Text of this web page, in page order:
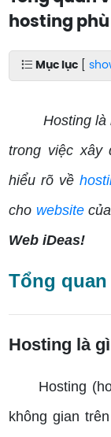
hosting
Mục lục [
Hosting là
trong việc xây
hiểu rõ về
cho websitecủa
Web iDeas!
Tổng
Hosting là
Hosting
không gian